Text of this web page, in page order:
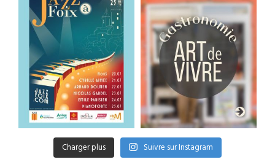
Charger plus Suivre sur Instagram